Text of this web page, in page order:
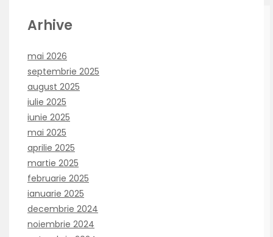
Arhive
mai 2026
septembrie 2025
august 2025
iulie 2025
iunie 2025
mai 2025
aprilie 2025
martie 2025
februarie 2025
ianuarie 2025
decembrie 2024
noiembrie 2024